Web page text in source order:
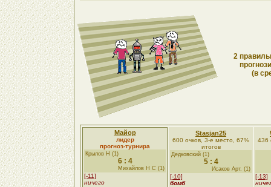
2
(в
Майор
лидер
прогноз-турнира
Крылов Н (1)
6 : 4
Михайлов Н С (1)
[-11]
ничего
Stasjan25
600 очков, 3-е место, 67%
итогов
Дедковский (1)
5 : 4
Исаков Арт. (1)
[-10]
бомб
436
[-13]